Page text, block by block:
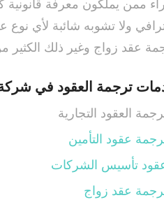
ممن يملكون معرفة
ولا تشوبه شائبة لأي
عقد زواج وغير ذلك الكثير
ترجمة العقود في شركة
العقود التجارية
عقود التأمين
تأسيس الشركات
عقد زواج